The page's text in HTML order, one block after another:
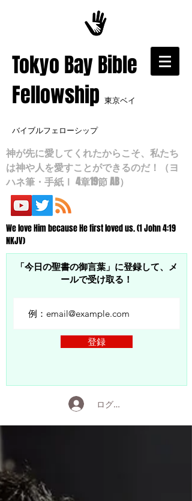
​Tokyo Bay Bible
Fellowship 東京ベイ
バイブルフェローシップ
神が先に愛してくれたからこそ、私たち
は神や人を愛すことができるのだ！（ヨ
ハネ筆・手紙Ⅰ 4章19節 AB）
We love Him because He first loved us. (1 John 4:19
NKJV)
「今日の聖書の御言葉」に登録して、メ
ールで受け取る！
登録
ログイン